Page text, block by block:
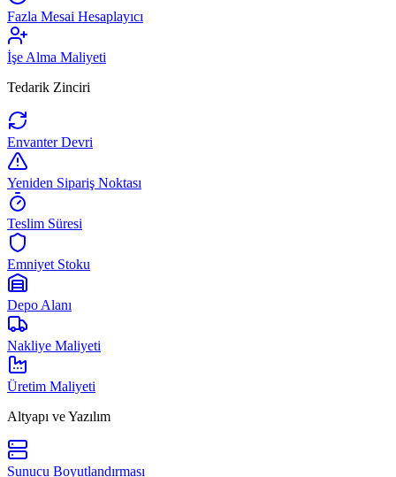
Fazla Mesai Hesaplayıcı
İşe Alma Maliyeti
Tedarik Zinciri
Envanter Devri
Yeniden Sipariş Noktası
Teslim Süresi
Emniyet Stoku
Depo Alanı
Nakliye Maliyeti
Üretim Maliyeti
Altyapı ve Yazılım
Sunucu Boyutlandırması